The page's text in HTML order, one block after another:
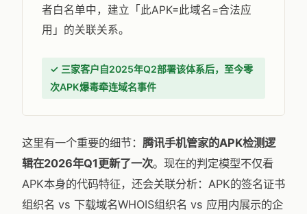
者白名单中，建立「此APK=此域名=合法应
用」的关联关系。
✓ 三家客户自2025年Q2部署该体系后，至今零
次APK爆毒牵连域名事件
这里有一个重要的细节： 腾讯手机管家的APK检测逻
辑在2026年Q1更新了一次。现在的判定模型不仅看
APK本身的代码特征，还会关联分析：APK的签名证书
组织名 vs 下载域名WHOIS组织名 vs 应用内展示的企